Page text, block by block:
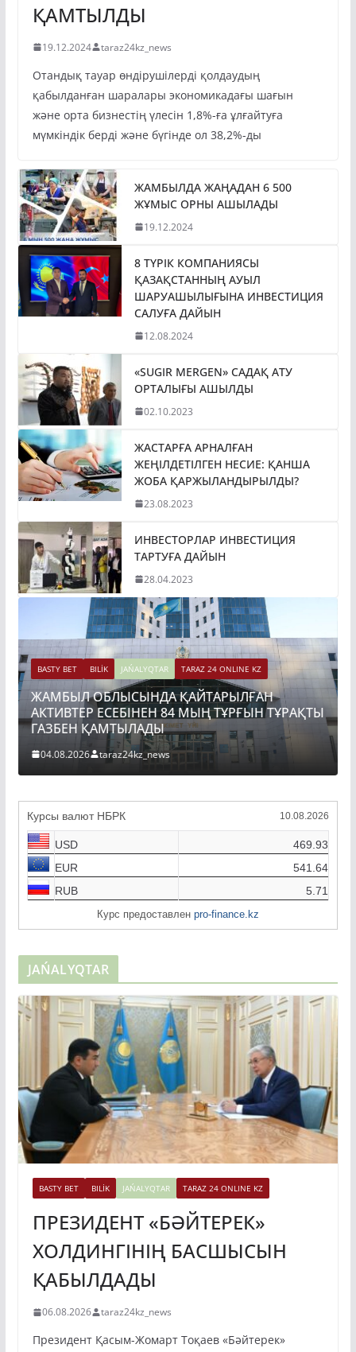
ҚАМТЫЛДЫ
19.12.2024 taraz24kz_news
Отандық тауар өндірушілерді қолдаудың
қабылданған шаралары экономикадағы шағын
және орта бизнестің үлесін 1,8%-ға ұлғайтуға
мүмкіндік берді және бүгінде ол 38,2%-ды
ЖАМБЫЛДА ЖАҢАДАН 6 500
ЖҰМЫС ОРНЫ АШЫЛАДЫ
19.12.2024
8 ТҮРІК КОМПАНИЯСЫ
ҚАЗАҚСТАННЫҢ АУЫЛ
ШАРУАШЫЛЫҒЫНА ИНВЕСТИЦИЯ
САЛУҒА ДАЙЫН
12.08.2024
«SUGIR MERGEN» САДАҚ АТУ
ОРТАЛЫҒЫ АШЫЛДЫ
02.10.2023
ЖАСТАРҒА АРНАЛҒАН
ЖЕҢІЛДЕТІЛГЕН НЕСИЕ: ҚАНША
ЖОБА ҚАРЖЫЛАНДЫРЫЛДЫ?
23.08.2023
ИНВЕСТОРЛАР ИНВЕСТИЦИЯ
ТАРТУҒА ДАЙЫН
28.04.2023
BASTY BET BILİK JAŃALYQTAR TARAZ 24 ONLINE KZ
ЖАМБЫЛ ОБЛЫСЫНДА ҚАЙТАРЫЛҒАН
АКТИВТЕР ЕСЕБІНЕН 84 МЫҢ ТҰРҒЫН ТҰРАҚТЫ
ГАЗБЕН ҚАМТЫЛАДЫ
04.08.2026 taraz24kz_news
Курсы валют НБРК 10.08.2026
USD
469.93
EUR
541.64
RUB
5.71
Курс предоставлен pro-finance.kz
JAŃALYQTAR
BASTY BET BILİK JAŃALYQTAR TARAZ 24 ONLINE KZ
ПРЕЗИДЕНТ «БӘЙТЕРЕК»
ХОЛДИНГІНІҢ БАСШЫСЫН
ҚАБЫЛДАДЫ
06.08.2026 taraz24kz_news
Президент Қасым-Жомарт Тоқаев «Бәйтерек»